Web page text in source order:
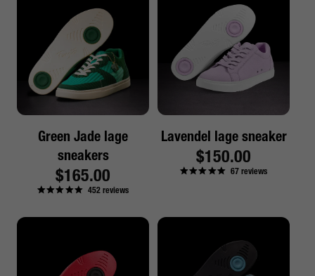
Green Jade lage
sneakers
Reguliere
prijs
$165.00
452reviews
Lavendel lage sneaker
Reguliere
prijs
$150.00
67reviews